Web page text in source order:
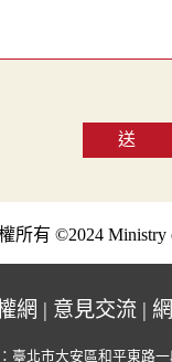
送
所有 ©2024 Ministry
網 | 意見交流 |
臺北市大安區和平東路